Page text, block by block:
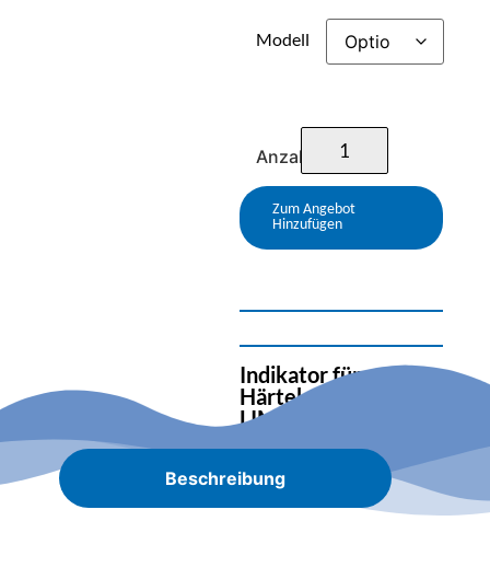
Modell
Anzahl
Zum Angebot
Hinzufügen
Indikator für
Härtekontrollgerät
LIMES:
Beschreibung